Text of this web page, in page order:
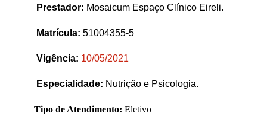
Prestador: Mosaicum Espaço Clínico Eireli.
Matrícula: 51004355-5
Vigência: 10/05/2021
Especialidade: Nutrição e Psicologia.
Tipo de Atendimento: Eletivo